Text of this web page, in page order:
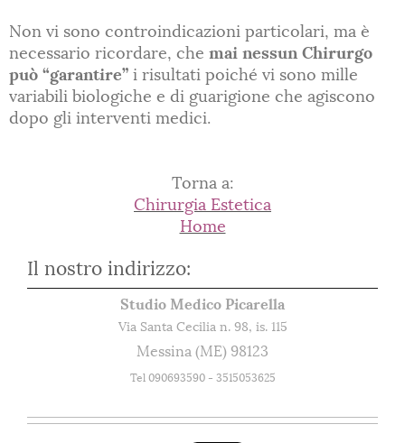
Non vi sono controindicazioni particolari, ma è
necessario ricordare, che mai nessun Chirurgo
può “garantire”i risultati poiché vi sono mille
variabili biologiche e di guarigione che agiscono
dopo gli interventi medici.
Torna a:
Chirurgia Estetica
Home
Il nostro indirizzo:
Studio Medico Picarella
Via Santa Cecilia n. 98, is. 115
Messina (ME) 98123
Tel 090693590 - 3515053625